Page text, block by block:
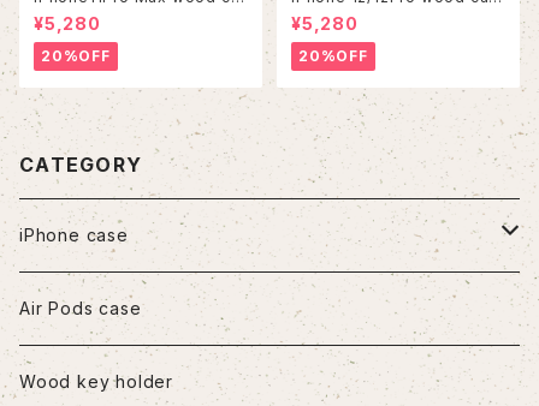
se
¥5,280
20%OFF
e
¥5,280
20%OFF
CATEGORY
iPhone case
iPhone7/8/SE2
iPhone8Plus
Air Pods case
Wood key holder